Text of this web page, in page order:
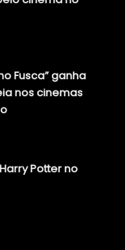
Fusca” ganha
nos cinemas
Potter no